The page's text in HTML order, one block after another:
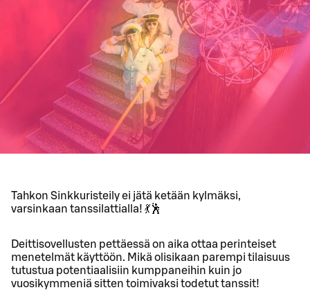
Tahkon Sinkkuristeily ei jätä ketään kylmäksi,
varsinkaan tanssilattialla! 💃🕺
Deittisovellusten pettäessä on aika ottaa perinteiset
menetelmät käyttöön. Mikä olisikaan parempi tilaisuus
tutustua potentiaalisiin kumppaneihin kuin jo
vuosikymmeniä sitten toimivaksi todetut tanssit!